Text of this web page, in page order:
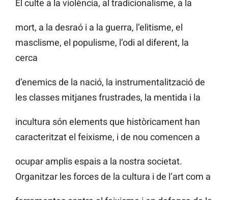
El culte a la violència, al tradicionalisme, a la
mort, a la desraó i a la guerra, l’elitisme, el
masclisme, el populisme, l’odi al diferent, la
cerca
d’enemics de la nació, la instrumentalització de
les classes mitjanes frustrades, la mentida i la
incultura són elements que històricament han
caracteritzat el feixisme, i de nou comencen a
ocupar amplis espais a la nostra societat.
Organitzar les forces de la cultura i de l’art com a